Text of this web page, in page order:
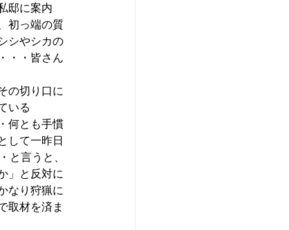
邸に案内
初っ端の質
シやシカの
・・皆さん
の切り口に
いる
何とも手慣
して一昨日
と言うと、
」と反対に
なり狩猟に
取材を済ま